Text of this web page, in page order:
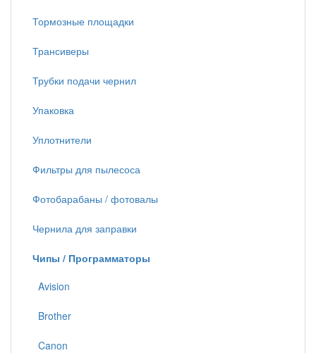
Тормозные площадки
Трансиверы
Трубки подачи чернил
Упаковка
Уплотнители
Фильтры для пылесоса
Фотобарабаны / фотовалы
Чернила для заправки
Чипы / Программаторы
Avision
Brother
Canon